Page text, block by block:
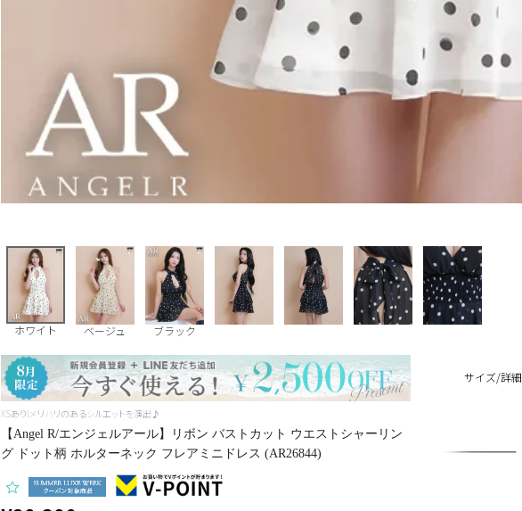
ホワイト ベージュ ブラック
XSあり!メリハリのあるシルエットを演出♪
【Angel R/エンジェルアール】リボン バストカット ウエストシャーリン
グ ドット柄 ホルターネック フレアミニドレス (AR26844)
サイズ/詳細